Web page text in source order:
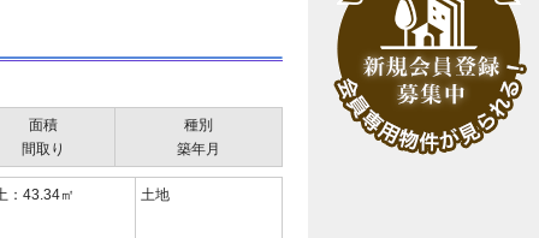
面積
間取り
種別
築年月
：43.34㎡ 土地